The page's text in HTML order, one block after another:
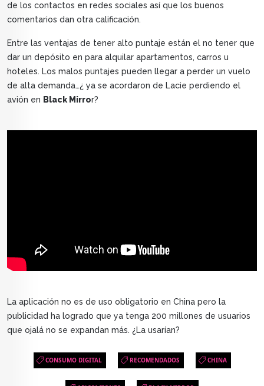
de los contactos en redes sociales así que los buenos
comentarios dan otra calificación.
Entre las ventajas de tener alto puntaje están el no tener que
dar un depósito en para alquilar apartamentos, carros u
hoteles. Los malos puntajes pueden llegar a perder un vuelo
de alta demanda…¿ ya se acordaron de Lacie perdiendo el
avión en Black Mirror?
La aplicación no es de uso obligatorio en China pero la
publicidad ha logrado que ya tenga 200 millones de usuarios
que ojalá no se expandan más. ¿La usarían?
CONSUMO DIGITAL RECOMENDADOS CHINA